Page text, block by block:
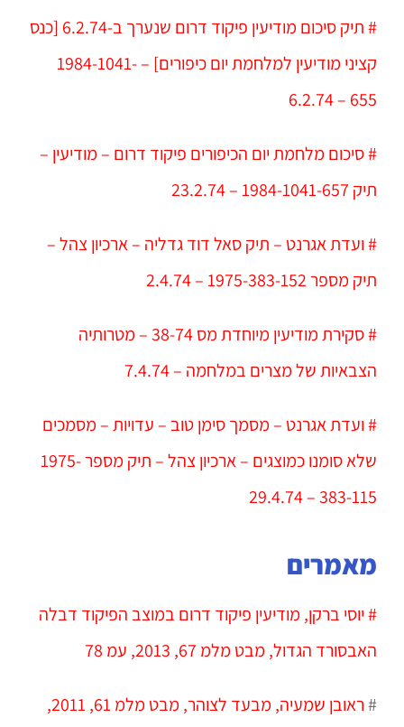
# תיק סיכום מודיעין פיקוד דרום שנערך ב-6.2.74 [כנס
קציני מודיעין למלחמת יום כיפורים] – 1984-1041-
655 – 6.2.74
# סיכום מלחמת יום הכיפורים פיקוד דרום – מודיעין –
תיק 1984-1041-657 – 23.2.74
# ועדת אגרנט – תיק סאל דוד גדליה – ארכיון צהל –
תיק מספר 1975-383-152 – 2.4.74
# סקירת מודיעין מיוחדת מס 38-74 – מטרותיה
הצבאיות של מצרים במלחמה – 7.4.74
# ועדת אגרנט – מסמך סימן טוב – עדויות – מסמכים
שלא סומנו כמוצגים – ארכיון צהל – תיק מספר 1975-
383-115 – 29.4.74
מאמרים
# יוסי ברקן, מודיעין פיקוד דרום במוצב הפיקוד דבלה
האבסורד הגדול, מבט מלמ 67, 2013, עמ 78
#
ראובן שמעיה, מבעד לצוהר, מבט מלמ 61, 2011,